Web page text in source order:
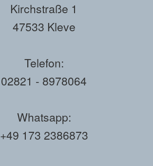
Kirchstraße 1
47533 Kleve
Telefon:
02821 - 8978064
Whatsapp:
+49 173 2386873